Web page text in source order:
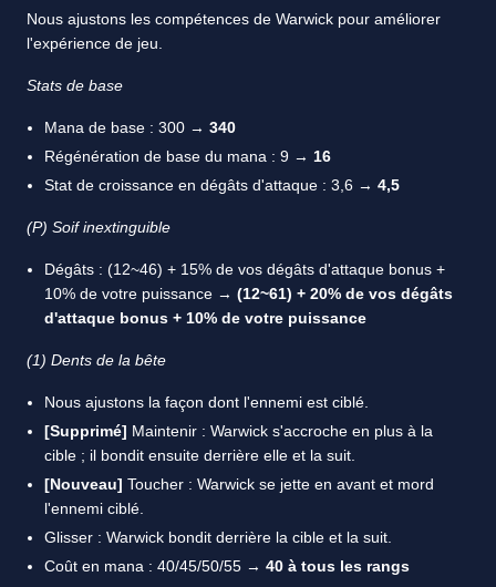
Nous ajustons les compétences de Warwick pour améliorer
l'expérience de jeu.
Stats de base
Mana de base : 300 → 340
Régénération de base du mana : 9 → 16
Stat de croissance en dégâts d'attaque : 3,6 → 4,5
(P) Soif inextinguible
Dégâts : (12~46) + 15% de vos dégâts d'attaque bonus +
10% de votre puissance → (12~61) + 20% de vos dégâts
d'attaque bonus + 10% de votre puissance
(1) Dents de la bête
Nous ajustons la façon dont l'ennemi est ciblé.
[Supprimé] Maintenir : Warwick s'accroche en plus à la
cible ; il bondit ensuite derrière elle et la suit.
[Nouveau] Toucher : Warwick se jette en avant et mord
l'ennemi ciblé.
Glisser : Warwick bondit derrière la cible et la suit.
Coût en mana : 40/45/50/55 → 40 à tous les rangs